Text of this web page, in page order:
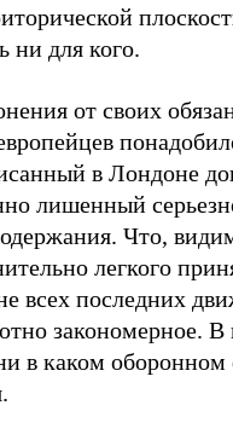
ни для кого.
от своих
в Лондоне
лишенный
Что,
легкого
всех последних
закономерное. В
в каком оборонном